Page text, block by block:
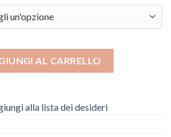
€.759,00 €.
AL CARRELLO
alla lista dei desideri